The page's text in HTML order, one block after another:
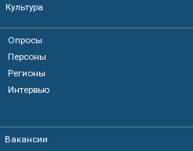
Культура
Опросы
Персоны
Регионы
Интервью
Вакансии